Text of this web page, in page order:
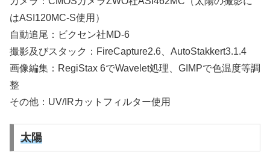
はASI120MC-S使用）
自動追尾：ビクセン社MD-6
撮影及びスタック：FireCapture2.6、AutoStakkert3.1.4
画像編集：RegiStax 6でWavelet処理、GIMPで色温度等調
整
その他：UV/IRカットフィルター使用
太陽